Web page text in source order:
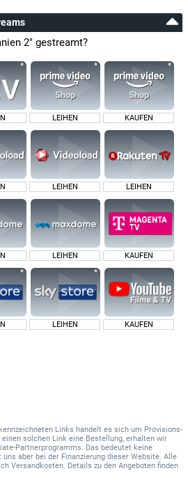
2" gestreamt?
LEIHEN KAUFEN
LEIHEN LEIHEN
LEIHEN KAUFEN
LEIHEN KAUFEN
Links handelt es sich um Provisions-
solchen Link eine Bestellung, erhalten wir
Partnerprogramms. Das bedeutet keine
aber bei der Finanzierung dieser Website. Alle
Versandkosten. Details zu den Angeboten finden